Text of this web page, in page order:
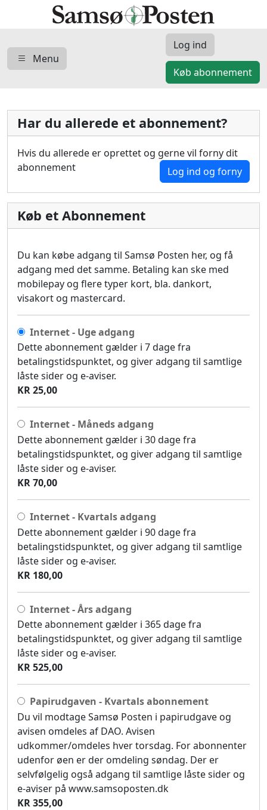
Menu
Log ind
Køb abonnement
Har du allerede et abonnement?
Hvis du allerede er oprettet og gerne vil forny dit
abonnement
Log ind og forny
Køb et Abonnement
Du kan købe adgang til Samsø Posten her, og få
adgang med det samme. Betaling kan ske med
mobilepay og flere typer kort, bla. dankort,
visakort og mastercard.
Internet - Uge adgang
Dette abonnement gælder i 7 dage fra
betalingstidspunktet, og giver adgang til samtlige
låste sider og e-aviser.
KR 25,00
Internet - Måneds adgang
Dette abonnement gælder i 30 dage fra
betalingstidspunktet, og giver adgang til samtlige
låste sider og e-aviser.
KR 70,00
Internet - Kvartals adgang
Dette abonnement gælder i 90 dage fra
betalingstidspunktet, og giver adgang til samtlige
låste sider og e-aviser.
KR 180,00
Internet - Års adgang
Dette abonnement gælder i 365 dage fra
betalingstidspunktet, og giver adgang til samtlige
låste sider og e-aviser.
KR 525,00
Papirudgaven - Kvartals abonnement
Du vil modtage Samsø Posten i papirudgave og
avisen omdeles af DAO. Avisen
udkommer/omdeles hver torsdag. For abonnenter
udenfor øen er der omdeling søndag. Der er
selvfølgelig også adgang til samtlige låste sider og
e-aviser på www.samsoposten.dk
KR 355,00